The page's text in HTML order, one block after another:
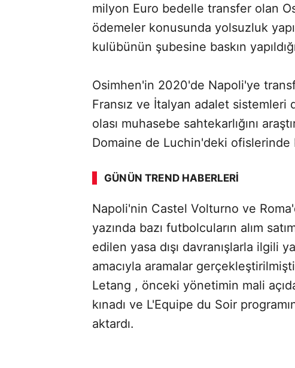
milyon Euro bedelle transfer olan
ödemeler konusunda yolsuzluk
kulübünün şubesine baskın
Osimhen'in 2020'de Napoli'ye
Fransız ve İtalyan adalet sistemleri
olası muhasebe sahtekarlığını
Domaine de Luchin'deki
GÜNÜN TREND HABERLERI
Napoli'nin Castel Volturno ve
yazında bazı futbolcuların alım
edilen yasa dışı davranışlarla ilgili
amacıyla aramalar
Letang , önceki yönetimin mali
kınadı ve L'Equipe du Soir
aktardı.